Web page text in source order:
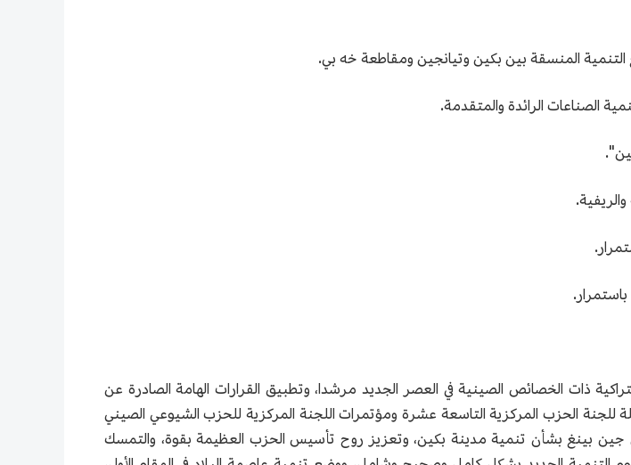
ذات الخصائص الصينية في العصر الجديد مرشدا، وتطبيق القرارات الهامة الصادرة عن
للجنة الحزب المركزية التاسعة عشرة ومؤتمرات اللجنة المركزية للحزب الشيوعي الصيني
شي جين بينغ بشأن تنمية مدينة بكين، وتعزيز روح تأسيس الحزب العظيمة بقوة، والتمسك